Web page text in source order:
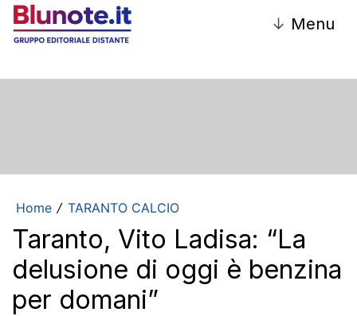
↓ Menu
Home / TARANTO CALCIO
Taranto, Vito Ladisa: “La
delusione di oggi è benzina
per domani”